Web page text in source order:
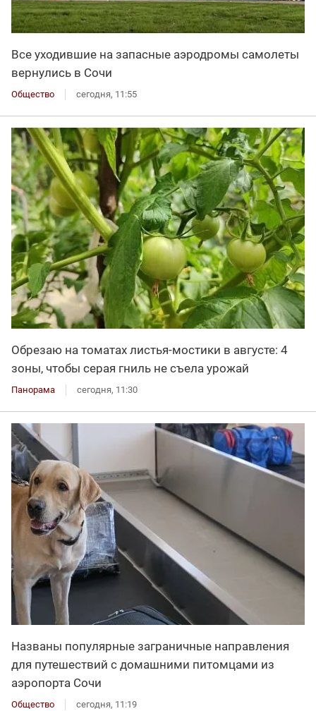
Все уходившие на запасные аэродромы самолеты
вернулись в Сочи
Общество сегодня, 11:55
Обрезаю на томатах листья-мостики в августе: 4
зоны, чтобы серая гниль не съела урожай
Панорама сегодня, 11:30
Названы популярные заграничные направления
для путешествий с домашними питомцами из
аэропорта Сочи
Общество сегодня, 11:19